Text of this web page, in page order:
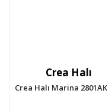
Crea Halı
Crea Halı Marina 2801AK